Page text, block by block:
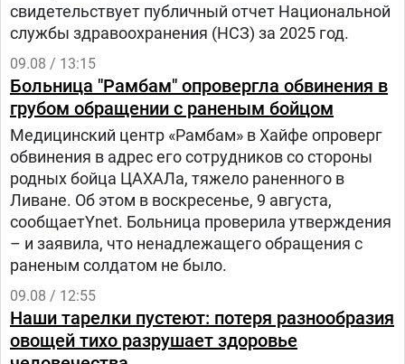
свидетельствует публичный отчет Национальной
службы здравоохранения (НСЗ) за 2025 год.
09.08 / 13:15
Больница "Рамбам" опровергла обвинения в
грубом обращении с раненым бойцом
Медицинский центр «Рамбам» в Хайфе опроверг
обвинения в адрес его сотрудников со стороны
родных бойца ЦАХАЛа, тяжело раненного в
Ливане. Об этом в воскресенье, 9 августа,
сообщаетYnet. Больница проверила утверждения
– и заявила, что ненадлежащего обращения с
раненым солдатом не было.
09.08 / 12:55
Наши тарелки пустеют: потеря разнообразия
овощей тихо разрушает здоровье